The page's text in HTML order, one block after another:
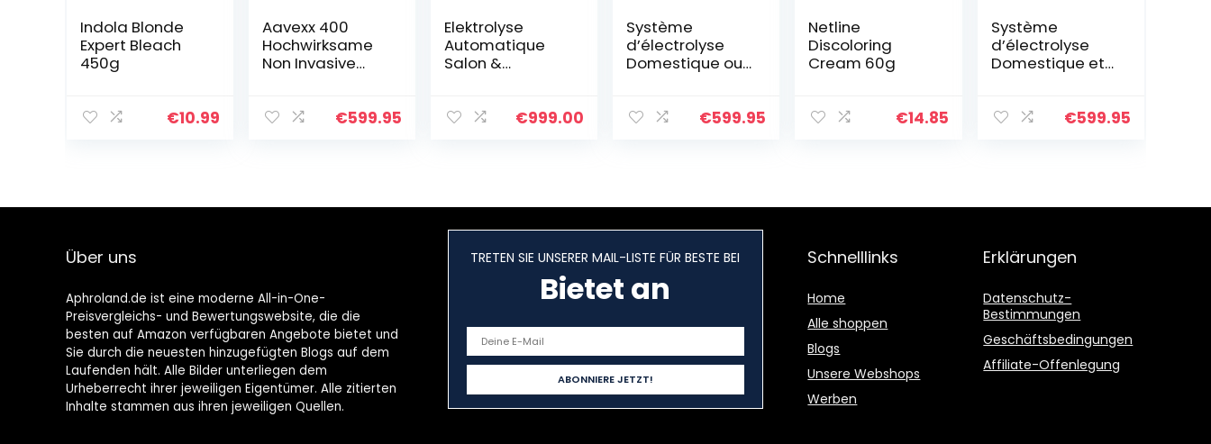
Indola Blonde
Expert Bleach
450g
€10.99
Aavexx 400
Hochwirksame
Non Invasive
Haarentfernung.
€599.95
Elektrolyse
Automatique
Salon &
Système
€999.00
Système
d’électrolyse
Domestique ou
permanente
€599.95
Netline
Discoloring
Cream 60g
€14.85
Système
d’électrolyse
Domestique et
définitive du
€599.95
Über uns
Aphroland.de ist eine moderne All-in-One-
Preisvergleichs- und Bewertungswebsite, die die
besten auf Amazon verfügbaren Angebote bietet und
Sie durch die neuesten hinzugefügten Blogs auf dem
Laufenden hält. Alle Bilder unterliegen dem
Urheberrecht ihrer jeweiligen Eigentümer. Alle zitierten
Inhalte stammen aus ihren jeweiligen Quellen.
TRETEN SIE UNSERER MAIL-LISTE FÜR BESTE BEI
Bietet an
Schnelllinks
Home
Alle shoppen
Blogs
Unsere Webshops
Werben
Erklärungen
Datenschutz-
Bestimmungen
Geschäftsbedingungen
Affiliate-Offenlegung